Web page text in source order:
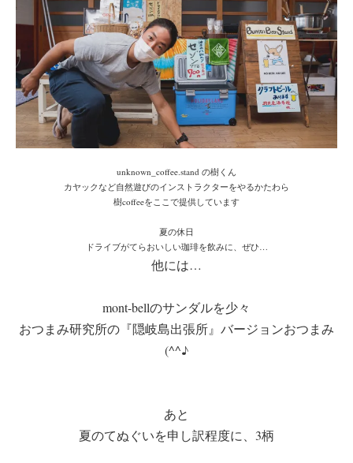
unknown_coffee.stand の樹くん
カヤックなど自然遊びのインストラクターをやるかたわら
樹coffeeをここで提供しています
夏の休日
ドライブがてらおいしい珈琲を飲みに、ぜひ…
他には…
mont-bellのサンダルを少々
おつまみ研究所の『隠岐島出張所』バージョンおつまみ
(^^♪
あと
夏のてぬぐいを申し訳程度に、3柄